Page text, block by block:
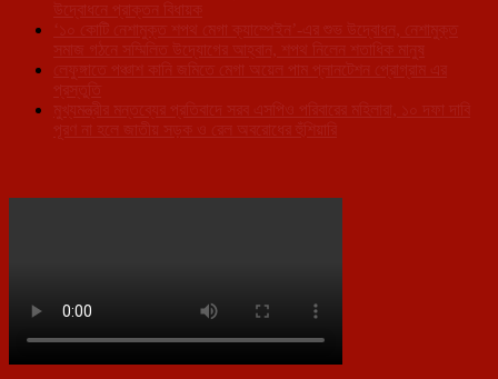
উদ্বোধনে প্রাক্তন বিধায়ক
‘১০ কোটি নেশামুক্ত শপথ মেগা ক্যাম্পেইন’-এর শুভ উদ্বোধন, নেশামুক্ত
সমাজ গঠনে সম্মিলিত উদ্যোগের আহ্বান, শপথ নিলেন শতাধিক মানুষ
লেফুঙ্গাতে পঞ্চাশ কানি জমিতে মেগা অয়েল পাম প্লানটেশন প্রোগ্রাম এর
প্রস্তুতি
মুখ্যমন্ত্রীর মন্তব্যের প্রতিবাদে সরব এসপিও পরিবারের মহিলারা, ১০ দফা দাবি
পূরণ না হলে জাতীয় সড়ক ও রেল অবরোধের হুঁশিয়ারি